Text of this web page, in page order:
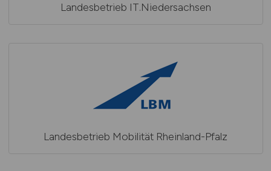
Landesbetrieb IT.Niedersachsen
Landesbetrieb Mobilität Rheinland-Pfalz